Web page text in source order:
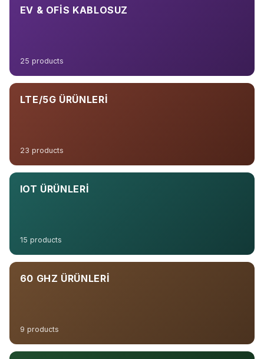
EV & OFIS KABLOSUZ
25 products
LTE/5G ÜRÜNLERI
23 products
IOT ÜRÜNLERI
15 products
60 GHZ ÜRÜNLERI
9 products